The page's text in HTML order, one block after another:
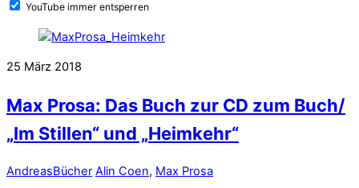
YouTube immer entsperren
25 März 2018
Max Prosa: Das Buch zur CD zum Buch/
„Im Stillen“ und „Heimkehr“
AndreasBücher Alin Coen, Max Prosa